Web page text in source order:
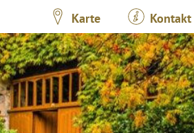
Karte Kontakt